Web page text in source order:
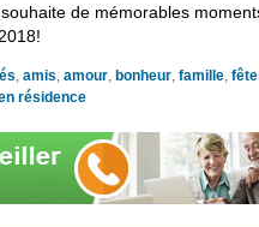
souhaite de mémorables
, amis, amour, bonheur, famille,
résidence